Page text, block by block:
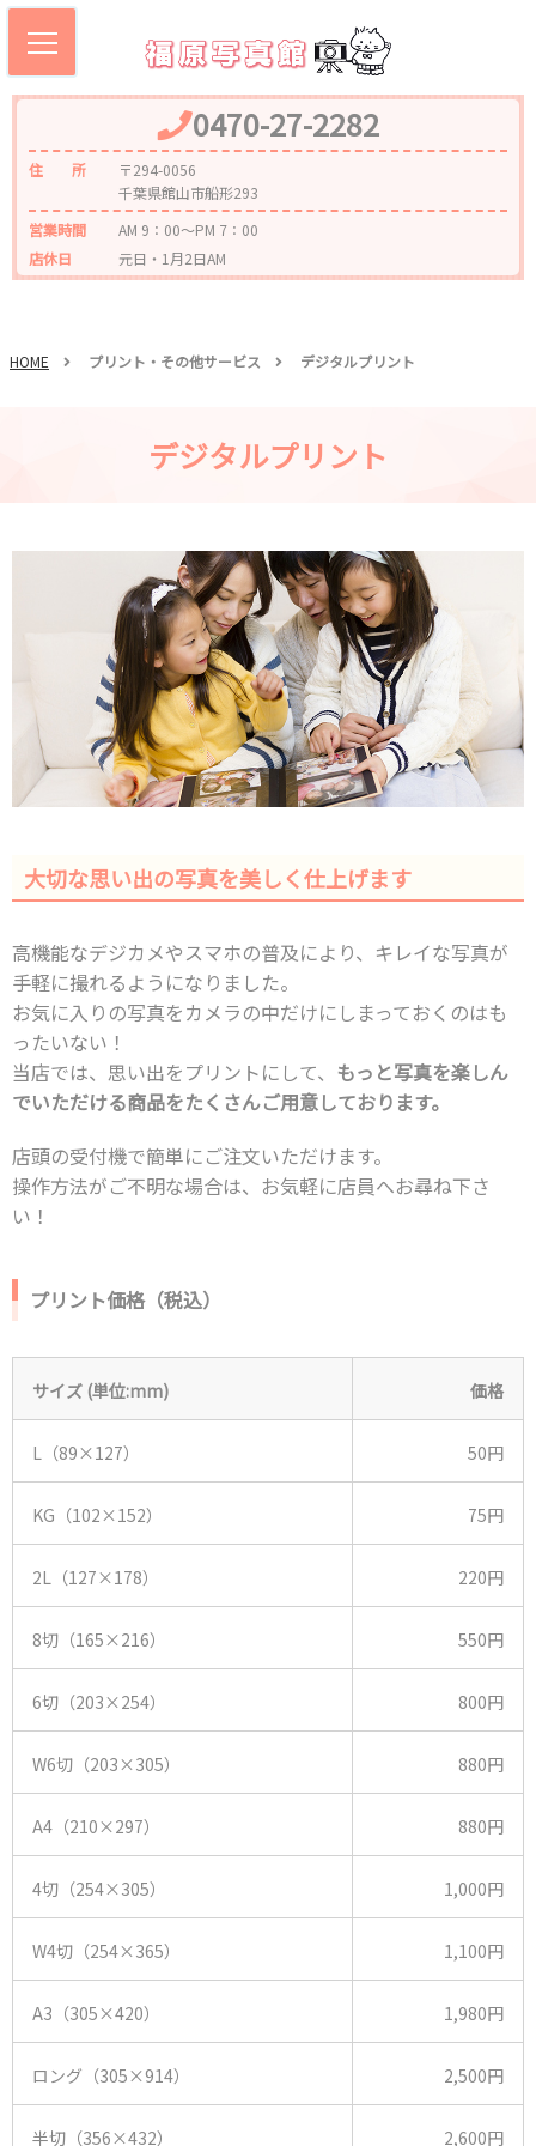
0470-27-2282
住 所
〒294-0056
千葉県館山市船形293
営業時間
AM 9：00～PM 7：00
店休日
元日・1月2日AM
HOME プリント・その他サービス デジタルプリント
デジタルプリント
大切な思い出の写真を美しく仕上げます
高機能なデジカメやスマホの普及により、キレイな写真が
手軽に撮れるようになりました。
お気に入りの写真をカメラの中だけにしまっておくのはも
ったいない！
当店では、思い出をプリントにして、 もっと写真を楽しん
でいただける商品をたくさんご用意しております。
店頭の受付機で簡単にご注文いただけます。
操作方法がご不明な場合は、お気軽に店員へお尋ね下さ
い！
プリント価格（税込）
サイズ (単位:mm) 価格
L（89×127） 50円
KG（102×152） 75円
2L（127×178） 220円
8切（165×216） 550円
6切（203×254） 800円
W6切（203×305） 880円
A4（210×297） 880円
4切（254×305） 1,000円
W4切（254×365） 1,100円
A3（305×420） 1,980円
ロング（305×914） 2,500円
半切（356×432） 2,600円